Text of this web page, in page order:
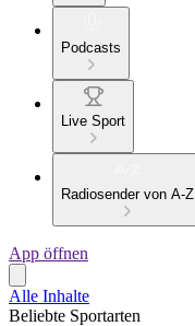
Podcasts
Live Sport
Radiosender von A-Z
App öffnen
Alle Inhalte
Beliebte Sportarten